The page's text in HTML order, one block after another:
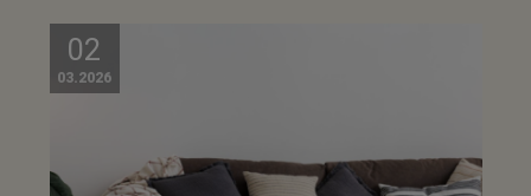
02
03.2026